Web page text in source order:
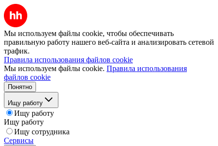
Мы используем файлы cookie, чтобы обеспечивать
правильную работу нашего веб-сайта и анализировать сетевой
трафик.
Правила использования файлов cookie
Мы используем файлы cookie. Правила использования
файлов cookie
Понятно
Ищу работу
Ищу работу
Ищу работу
Ищу сотрудника
Сервисы